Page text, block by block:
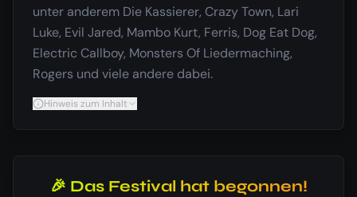
unter anderem Die Kassierer, Crazy Town, Lari
Luke, Evil Jared, Mambo Kurt, Ferris, Dog Eat Dog,
Electric Callboy, Monsters Of Liedermaching,
Rogers und viele andere dabei.
Hinweis zum Inhalt
🎉 Das Festival hat begonnen!